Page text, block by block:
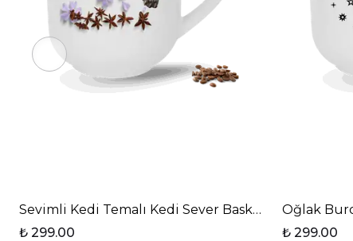
Sevimli Kedi Temalı Kedi Sever Baskılı Elit Lüx
₺ 299.00
Oğlak
₺ 299.00